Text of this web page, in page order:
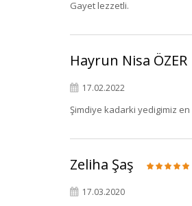
Gayet lezzetli.
Hayrun Nisa ÖZER
17.02.2022
Şimdiye kadarki yedigimiz en
Zeliha Şaş
17.03.2020